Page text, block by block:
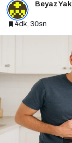
Beyaz
4dk, 30sn